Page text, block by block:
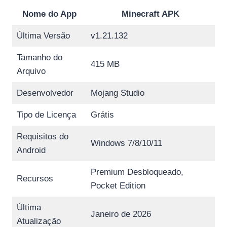
Nome do App Minecraft APK
Última Versão v1.21.132
Tamanho do
Arquivo
415 MB
Desenvolvedor Mojang Studio
Tipo de Licença Grátis
Requisitos do
Android
Windows 7/8/10/11
Recursos
Premium Desbloqueado,
Pocket Edition
Última
Atualização
Janeiro de 2026